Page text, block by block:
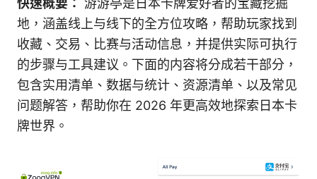
快速概要：
游游亭是日本卡牌爱好者的宝藏挖掘
地，涵盖线上与线下的全方位攻略，帮助玩家找到
收藏、交易、比赛与活动信息，并提供实际可执行
的步骤与工具建议。下面的内容将分成若干部分，
包含实用清单、数据与统计、资源清单、以及常见
问题解答，帮助你在 2026 年更高效地探索日本卡
牌世界。